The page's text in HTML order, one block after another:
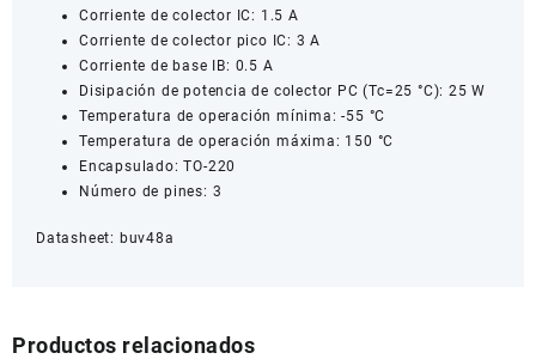
Corriente de colector IC: 1.5 A
Corriente de colector pico IC: 3 A
Corriente de base IB: 0.5 A
Disipación de potencia de colector PC (Tc=25 °C): 25 W
Temperatura de operación mínima: -55 °C
Temperatura de operación máxima: 150 °C
Encapsulado: TO-220
Número de pines: 3
Datasheet: buv48a
Productos relacionados